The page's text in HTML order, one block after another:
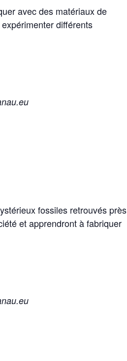
avec des matériaux de
différents
fossiles retrouvés près
et apprendront à fabriquer